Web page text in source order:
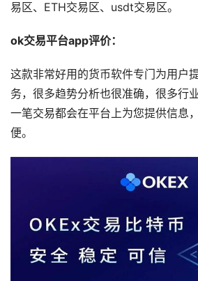
易区、ETH交易区、usdt交易区。
ok交易平台app评价：
这款非常好用的货币软件专门为用户
务，很多趋势分析也很准确，很多行
一笔交易都会在平台上为您提供信息
便。